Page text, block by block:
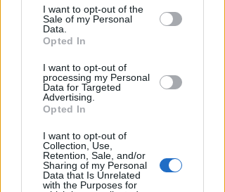
by us to third parties on the IAB’s List of
Downstream Participants that may
further disclose it to other third parties.
I want to opt-out of the
Sale of my Personal
Data.
Opted In
I want to opt-out of
processing my Personal
Data for Targeted
Advertising.
Opted In
I want to opt-out of
Collection, Use,
Retention, Sale, and/or
Sharing of my Personal
Data that Is Unrelated
with the Purposes for
Redazione
APPROVATO DAL CDA